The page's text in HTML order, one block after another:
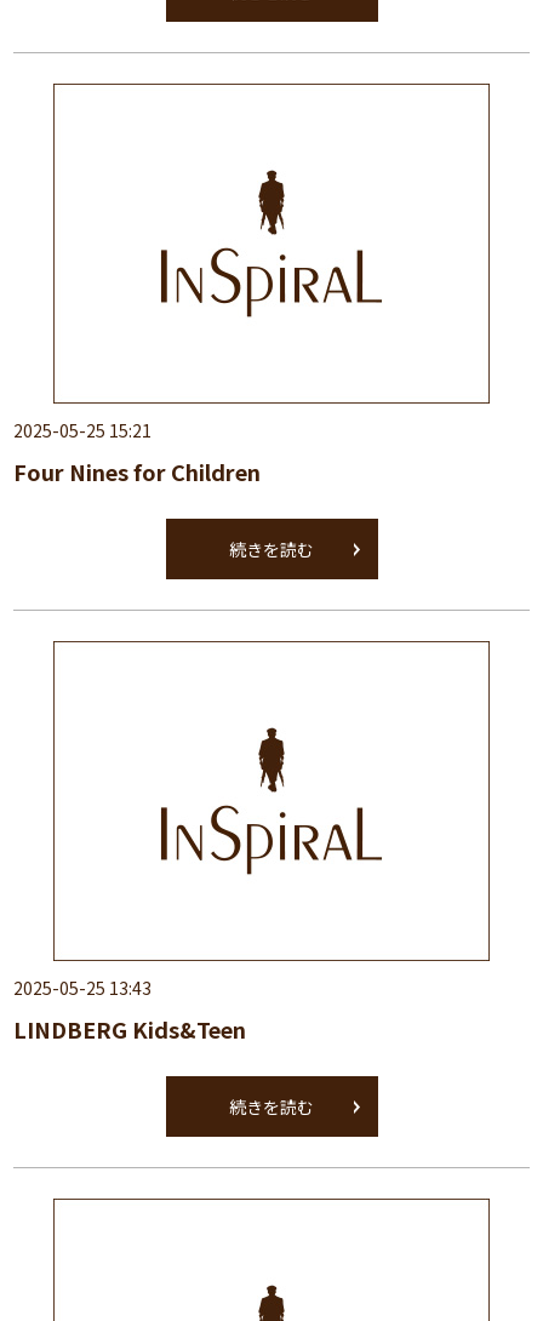
2025-05-25 15:21
Four Nines for Children
続きを読む
2025-05-25 13:43
LINDBERG Kids&Teen
続きを読む